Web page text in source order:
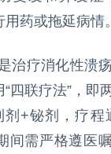
药或拖延病情。
疗消化性溃疡
“四联疗法”，即
剂+铋剂，疗程
间需严格遵医